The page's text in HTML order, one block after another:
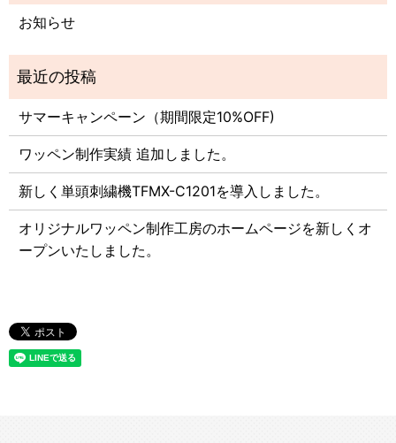
お知らせ
サマーキャンペーン（期間限定10%OFF)
ワッペン制作実績 追加しました。
新しく単頭刺繍機TFMX-C1201を導入しました。
オリジナルワッペン制作工房のホームページを新しくオ
ープンいたしました。